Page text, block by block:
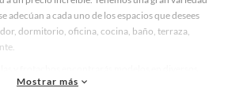
adecúan a cada uno de los espacios que desees
dormitorio, oficina, cocina, baño, terraza,
y demás características específicas de tu
Mostrar más